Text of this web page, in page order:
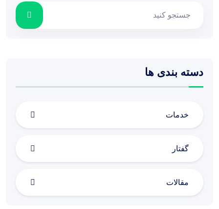
دسته بندی ها
خدمات
گفتار
مقالات